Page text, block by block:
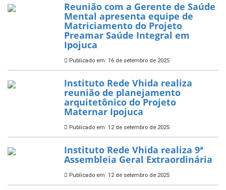
Reunião com a Gerente de Saúde
Mental apresenta equipe de
Matriciamento do Projeto
Preamar Saúde Integral em
Ipojuca
Publicado em: 16 de setembro de 2025
Instituto Rede Vhida realiza
reunião de planejamento
arquitetônico do Projeto
Maternar Ipojuca
Publicado em: 12 de setembro de 2025
Instituto Rede Vhida realiza 9ª
Assembleia Geral Extraordinária
Publicado em: 12 de setembro de 2025